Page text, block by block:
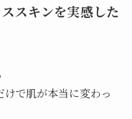
スキンを実感した
けで肌が本当に変わっ